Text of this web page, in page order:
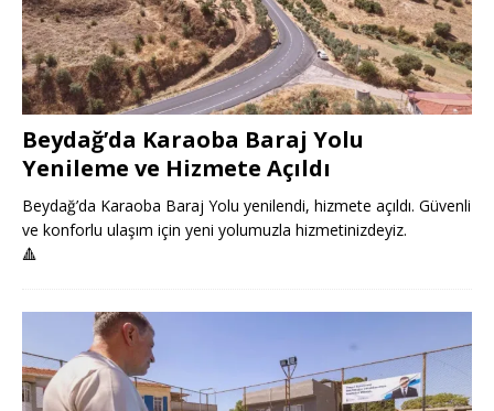
Beydağ’da Karaoba Baraj Yolu
Yenileme ve Hizmete Açıldı
Beydağ’da Karaoba Baraj Yolu yenilendi, hizmete açıldı. Güvenli
ve konforlu ulaşım için yeni yolumuzla hizmetinizdeyiz.
🔺